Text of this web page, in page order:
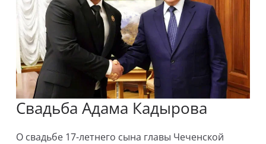
Свадьба Адама Кадырова
О свадьбе 17-летнего сына главы Чеченской